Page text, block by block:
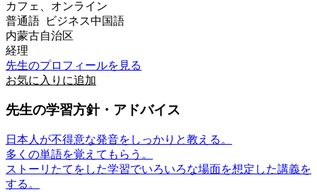
カフェ、オンライン
普通語 ビジネス中国語
内蒙古自治区
経理
先生のプロフィールを見る
お気に入りに追加
先生の学習方針・アドバイス
日本人が不得意な発音をしっかりと教える。
多くの単語を覚えてもらう。
ストーリたてをした学習でいろいろな場面を想定した講義を
する。